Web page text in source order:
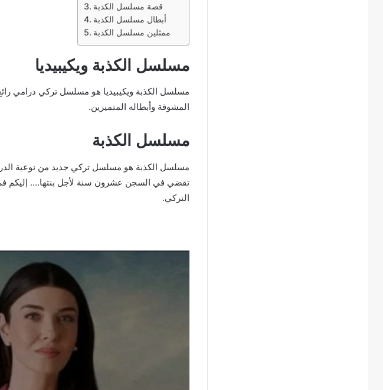
قصة مسلسل الكذبة
أبطال مسلسل الكذبة
ممثلين مسلسل الكذبة
مسلسل الكذبة ويكيبيديا
مسلسل الكذبة ويكيبيديا هو مسلسل تركي درامي
المشوقة وأبطاله المتميزين.
مسلسل الكذبة
مسلسل الكذبة هو مسلسل تركي جديد من نوعية
تقضي في السجن عشرون سنة لأجل بنتها…. إليكم
التركي.